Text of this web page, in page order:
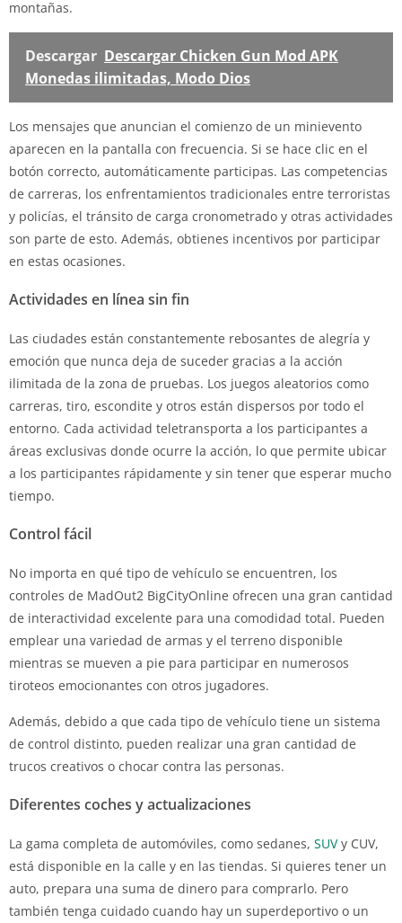
montañas.
Descargar Descargar Chicken Gun Mod APK
Monedas ilimitadas, Modo Dios
Los mensajes que anuncian el comienzo de un minievento
aparecen en la pantalla con frecuencia. Si se hace clic en el
botón correcto, automáticamente participas. Las competencias
de carreras, los enfrentamientos tradicionales entre terroristas
y policías, el tránsito de carga cronometrado y otras actividades
son parte de esto. Además, obtienes incentivos por participar
en estas ocasiones.
Actividades en línea sin fin
Las ciudades están constantemente rebosantes de alegría y
emoción que nunca deja de suceder gracias a la acción
ilimitada de la zona de pruebas. Los juegos aleatorios como
carreras, tiro, escondite y otros están dispersos por todo el
entorno. Cada actividad teletransporta a los participantes a
áreas exclusivas donde ocurre la acción, lo que permite ubicar
a los participantes rápidamente y sin tener que esperar mucho
tiempo.
Control fácil
No importa en qué tipo de vehículo se encuentren, los
controles de MadOut2 BigCityOnline ofrecen una gran cantidad
de interactividad excelente para una comodidad total. Pueden
emplear una variedad de armas y el terreno disponible
mientras se mueven a pie para participar en numerosos
tiroteos emocionantes con otros jugadores.
Además, debido a que cada tipo de vehículo tiene un sistema
de control distinto, pueden realizar una gran cantidad de
trucos creativos o chocar contra las personas.
Diferentes coches y actualizaciones
La gama completa de automóviles, como sedanes, SUVy CUV,
está disponible en la calle y en las tiendas. Si quieres tener un
auto, prepara una suma de dinero para comprarlo. Pero
también tenga cuidado cuando hay un superdeportivo o un